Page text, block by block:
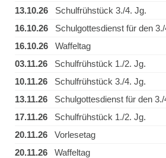
13.10.26 Schulfrühstück 3./4. Jg.
16.10.26 Schulgottesdienst für den
16.10.26 Waffeltag
03.11.26 Schulfrühstück 1./2. Jg.
10.11.26 Schulfrühstück 3./4. Jg.
13.11.26 Schulgottesdienst für den 3./
17.11.26 Schulfrühstück 1./2. Jg.
20.11.26 Vorlesetag
20.11.26 Waffeltag